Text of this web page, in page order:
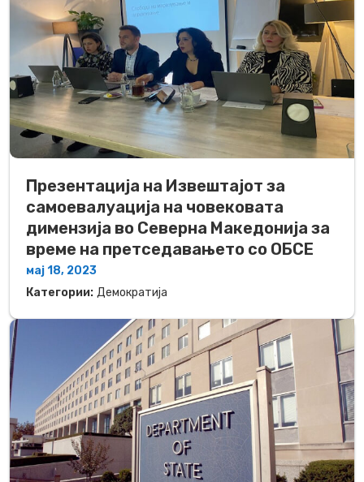
Презентација на Извештајот за
самоевалуација на човековата
димензија во Северна Македонија за
време на претседавањето со ОБСЕ
мај 18, 2023
Категории: Демократија